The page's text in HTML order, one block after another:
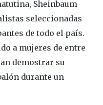
Sheinbaum
seleccionadas
de todo el país.
a mujeres de entre
demostrar su
durante un